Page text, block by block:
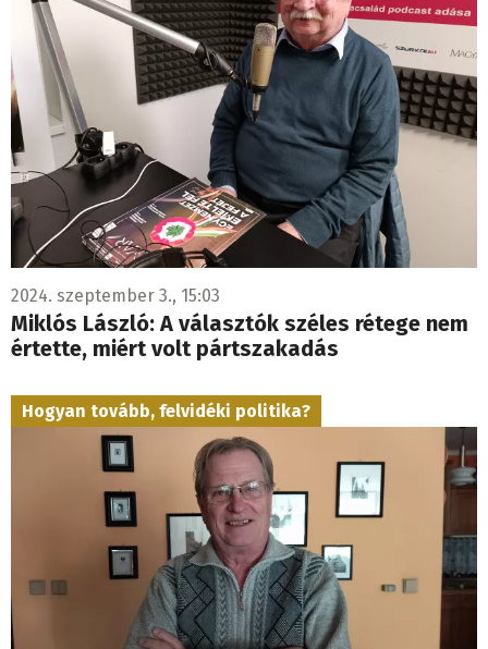
2024. szeptember 3., 15:03
Miklós László: A választók széles rétege nem
értette, miért volt pártszakadás
Hogyan tovább, felvidéki politika?